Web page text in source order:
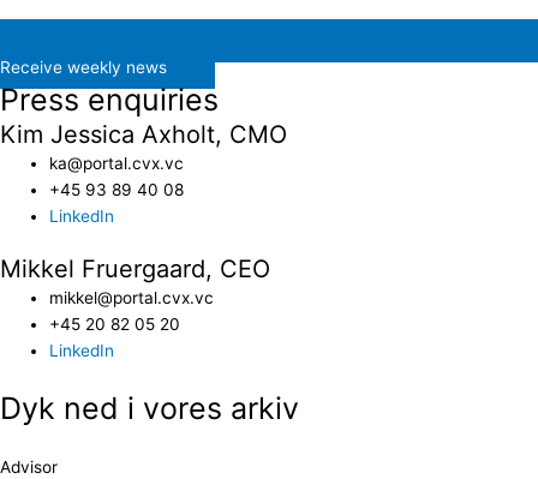
Receive weekly news
Press enquiries
Kim Jessica Axholt, CMO
ka@portal.cvx.vc​
+45 93 89 40 08
LinkedIn
Mikkel Fruergaard, CEO
mikkel@portal.cvx.vc
+45 20 82 05 20
LinkedIn
Dyk ned i vores arkiv
Advisor